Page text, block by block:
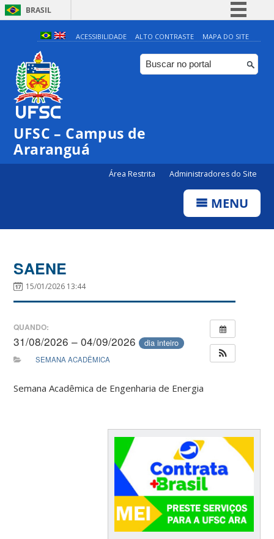
BRASIL
Simplifique!
Comunica BR
Participe
ACESSIBILIDADE ALTO CONTRASTE MAPA DO SITE
UFSC – Campus de
Araranguá
Área Restrita Administradores do Site
MENU
SAENE
15/01/2026 13:44
QUANDO:
31/08/2026 – 04/09/2026 dia inteiro
SEMANA ACADÊMICA
Semana Acadêmica de Engenharia de Energia